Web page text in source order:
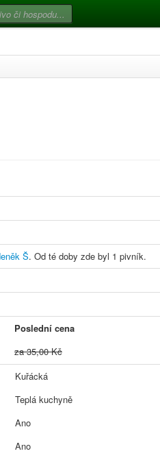
Š. Od té doby zde byl 1 pivník.
Poslední cena
za 35,00 Kč
Kuřácká
Teplá kuchyně
Ano
Ano